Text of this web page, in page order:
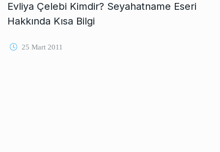
Evliya Çelebi Kimdir? Seyahatname Eseri
Hakkında Kısa Bilgi
25 Mart 2011